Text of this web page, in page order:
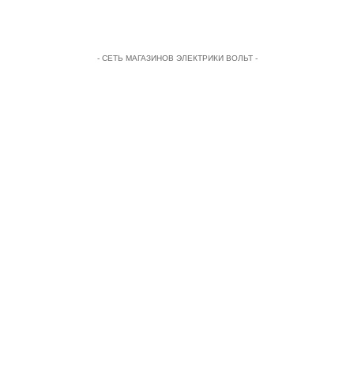
- СЕТЬ МАГАЗИНОВ ЭЛЕКТРИКИ ВОЛЬТ -